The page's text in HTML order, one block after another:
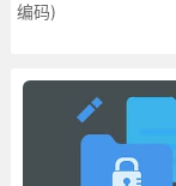
编码)